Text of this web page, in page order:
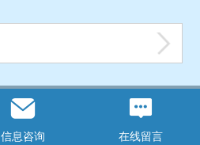
信息咨询 在线留言